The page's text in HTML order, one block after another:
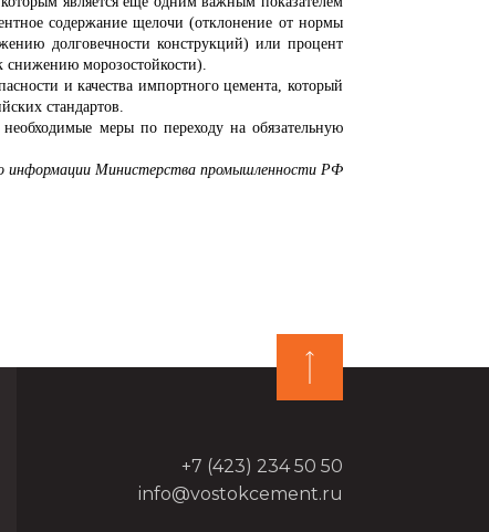
содержание щелочи (отклонение от нормы
долговечности конструкций) или процент
снижению морозостойкости).
и качества импортного цемента, который
стандартов.
меры по переходу на обязательную
информации Министерства промышленности РФ
+7 (423) 234 50 50
info@vostokcement.ru